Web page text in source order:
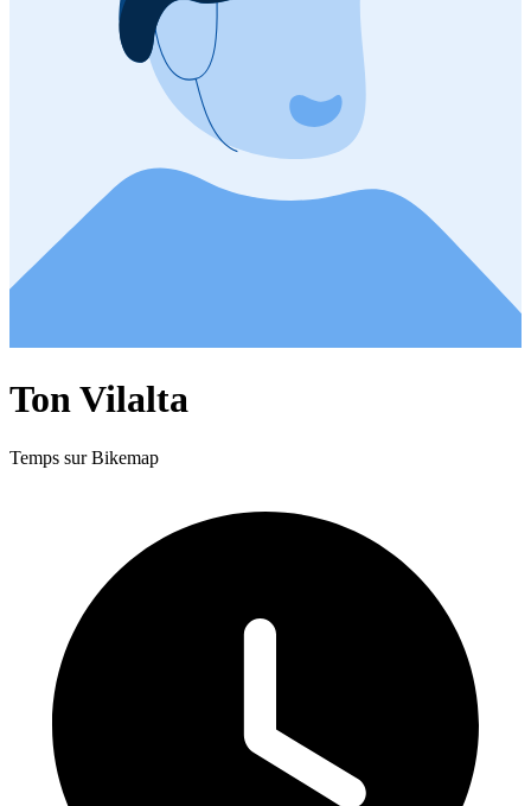
Ton Vilalta
Temps sur Bikemap